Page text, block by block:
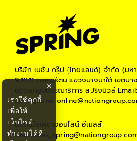
บริษัท เนชั่น กรุ๊ป (ไทยแลนด์) จำกัด (มห
9,10,11 ถ.เทพรัตน แขวงบางนาใต้ เขตบ
ติดต่อกองบรรณาธิการ สปริงนิวส์Email:
ติดต่อโฆษณาออนไลน์ อีเมลล์
×
เราใช้คุกกี้
เพื่อให้
เว็บไซต์
ทำงานได้ดี